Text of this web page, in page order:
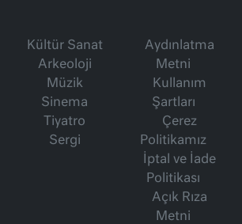
Kültür Sanat
Arkeoloji
Müzik
Sinema
Tiyatro
Sergi
Aydınlatma
Metni
Kullanım
Şartları
Çerez
Politikamız
İptal ve İade
Politikası
Açık Rıza
Metni